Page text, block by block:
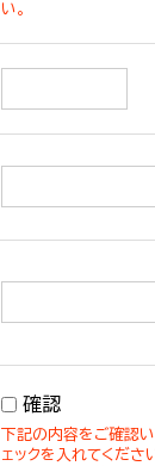
い。
確認
下記の内容をご確認
ェックを入れてくださ